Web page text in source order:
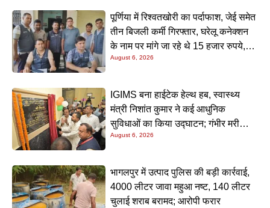
पूर्णिया में रिश्वतखोरी का पर्दाफाश, जेई समेत
तीन बिजली कर्मी गिरफ्तार, घरेलू कनेक्शन
के नाम पर मांगे जा रहे थे 15 हजार रुपये,
निगरानी टीम ने रंगे हाथ पकड़ा
August 6, 2026
IGIMS बना हाईटेक हेल्थ हब, स्वास्थ्य
मंत्री निशांत कुमार ने कई आधुनिक
सुविधाओं का किया उद्घाटन; गंभीर मरीजों
के इलाज में आएगा बड़ा सुधार
August 6, 2026
भागलपुर में उत्पाद पुलिस की बड़ी कार्रवाई,
4000 लीटर जावा महुआ नष्ट, 140 लीटर
चुलाई शराब बरामद; आरोपी फरार